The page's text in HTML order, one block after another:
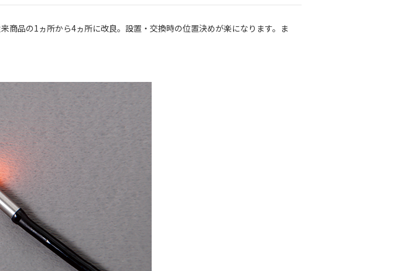
商品の1ヵ所から4ヵ所に改良。設置・交換時の位置決めが楽になります。ま